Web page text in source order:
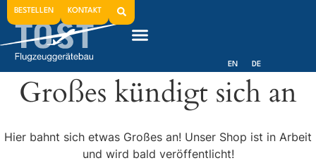
BESTELLEN KONTAKT
EN DE
Großes kündigt sich an
Hier bahnt sich etwas Großes an! Unser Shop ist in Arbeit
und wird bald veröffentlicht!